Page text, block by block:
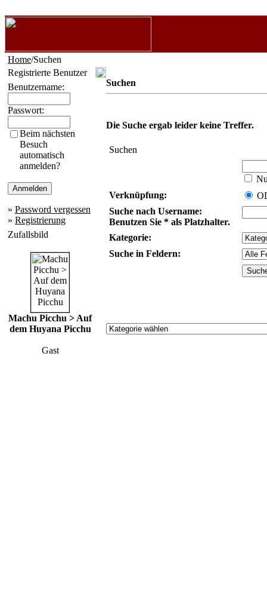
Home/Suchen
Registrierte Benutzer
Benutzername:
Passwort:
Beim nächsten
Besuch
automatisch
anmelden?
» Password vergessen
» Registrierung
Zufallsbild
Machu Picchu > Auf
dem Huyana Picchu
Gast
Suchen
Die Suche ergab leider keine Treffer.
Suchen
Verknüpfung:
Suche nach Username:
Benutzen Sie * als Platzhalter.
Kategorie:
Suche in Feldern: